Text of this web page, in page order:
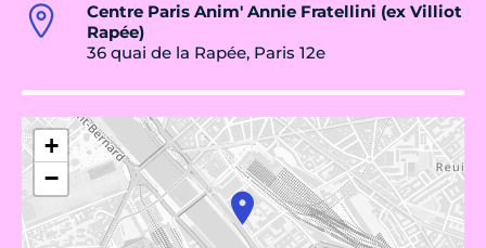
Centre Paris Anim' Annie Fratellini (ex Villiot
Rapée)
36 quai de la Rapée, Paris 12e
+
−